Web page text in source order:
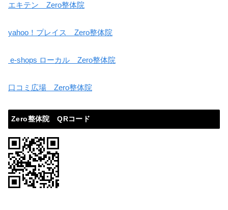
エキテン Zero整体院
yahoo！プレイス Zero整体院
e-shops ローカル Zero整体院
口コミ広場 Zero整体院
Zero整体院 QRコード